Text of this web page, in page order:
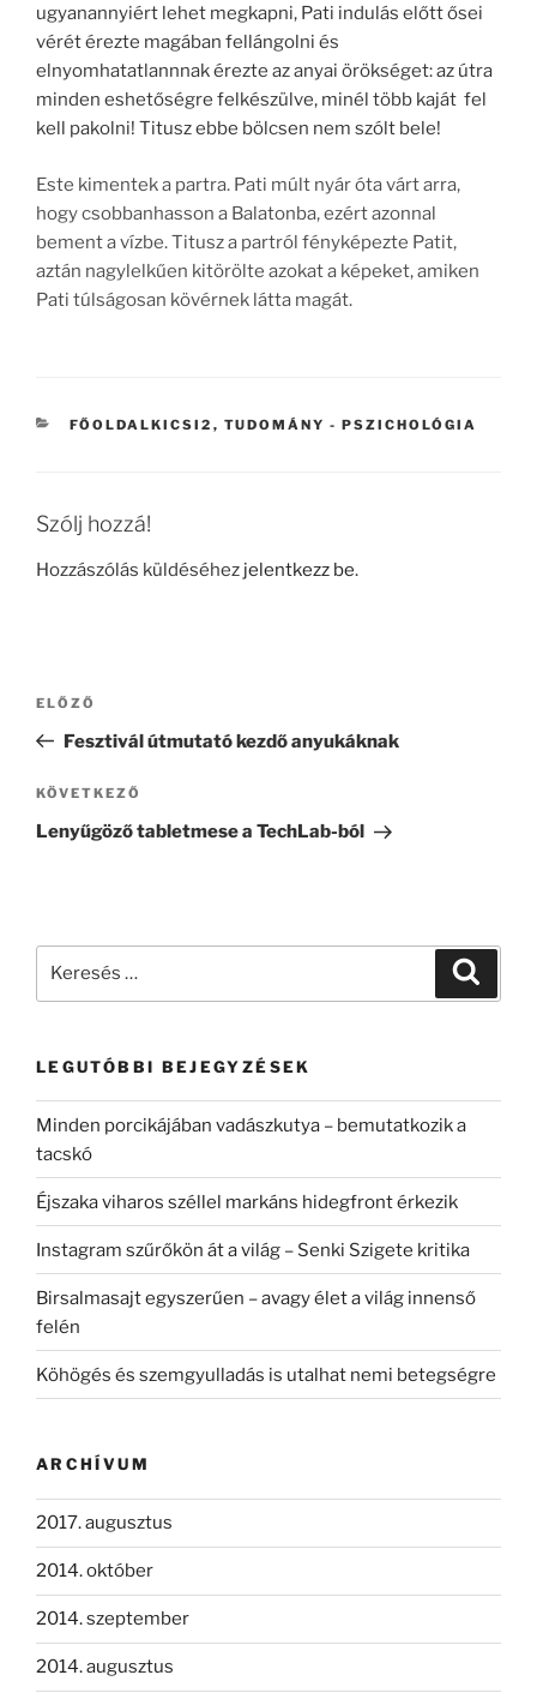
ugyanannyiért lehet megkapni, Pati indulás előtt ősei
vérét érezte magában fellángolni és
elnyomhatatlannnak érezte az anyai örökséget: az útra
minden eshetőségre felkészülve, minél több kaját fel
kell pakolni! Titusz ebbe bölcsen nem szólt bele!
Este kimentek a partra. Pati múlt nyár óta várt arra,
hogy csobbanhasson a Balatonba, ezért azonnal
bement a vízbe. Titusz a partról fényképezte Patit,
aztán nagylelkűen kitörölte azokat a képeket, amiken
Pati túlságosan kövérnek látta magát.
KATEGÓRIÁK
FŐOLDALKICSI2 , TUDOMÁNY - PSZICHOLÓGIA
Szólj hozzá!
Hozzászólás küldéséhez jelentkezz be.
Bejegyzés
Korábbi
bejegyzés
ELŐZŐ
Fesztivál útmutató kezdő anyukáknak
Következő
bejegyzés
KÖVETKEZŐ
Lenyűgöző tabletmese a TechLab-ból
Keresés
LEGUTÓBBI BEJEGYZÉSEK
Minden porcikájában vadászkutya – bemutatkozik a
tacskó
Éjszaka viharos széllel markáns hidegfront érkezik
Instagram szűrőkön át a világ – Senki Szigete kritika
Birsalmasajt egyszerűen – avagy élet a világ innenső
felén
Köhögés és szemgyulladás is utalhat nemi betegségre
ARCHÍVUM
2017. augusztus
2014. október
2014. szeptember
2014. augusztus